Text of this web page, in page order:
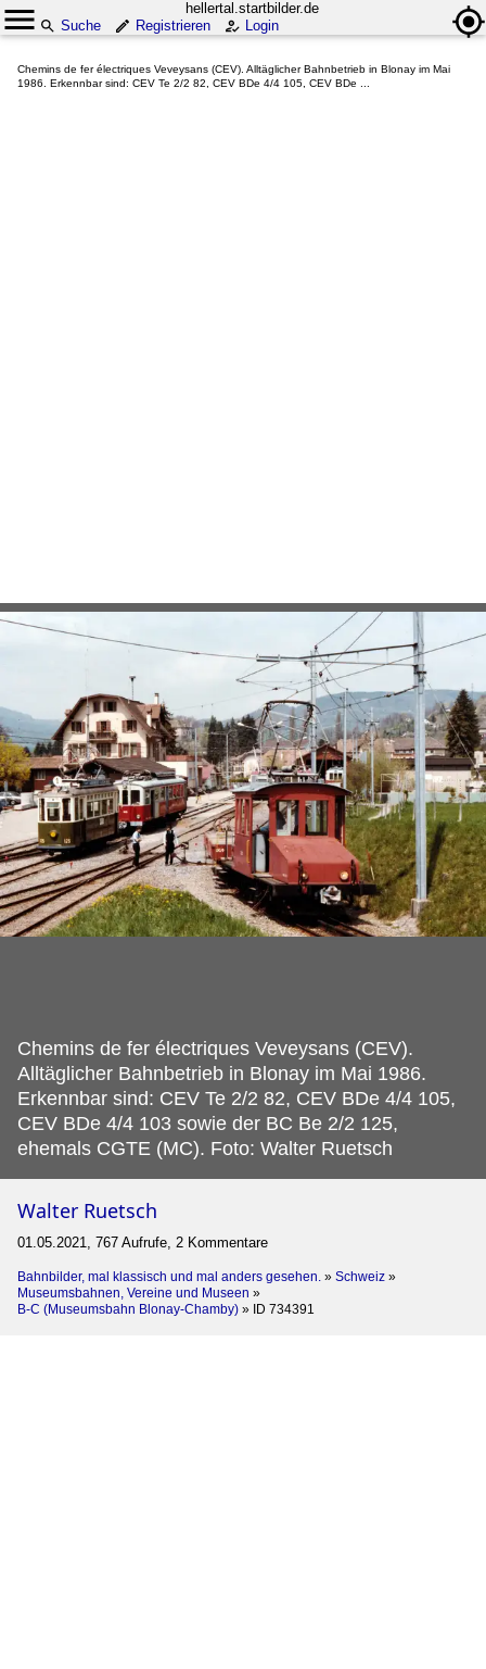
hellertal.startbilder.de
Suche
Registrieren Login
Chemins de fer électriques Veveysans (CEV). Alltäglicher Bahnbetrieb in Blonay im Mai
1986. Erkennbar sind: CEV Te 2/2 82, CEV BDe 4/4 105, CEV BDe ...
Chemins de fer électriques Veveysans (CEV).
Alltäglicher Bahnbetrieb in Blonay im Mai 1986.
Erkennbar sind: CEV Te 2/2 82, CEV BDe 4/4 105,
CEV BDe 4/4 103 sowie der BC Be 2/2 125,
ehemals CGTE (MC). Foto: Walter Ruetsch
Walter Ruetsch
01.05.2021, 767 Aufrufe, 2 Kommentare
Bahnbilder, mal klassisch und mal anders gesehen. » Schweiz »
Museumsbahnen, Vereine und Museen »
B-C (Museumsbahn Blonay-Chamby) » ID 734391